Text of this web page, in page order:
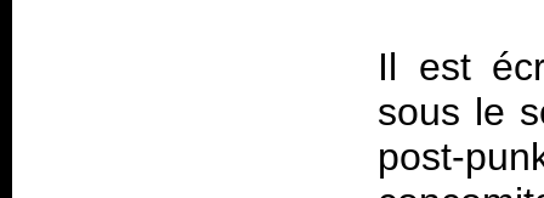
Il est
sous le
post-